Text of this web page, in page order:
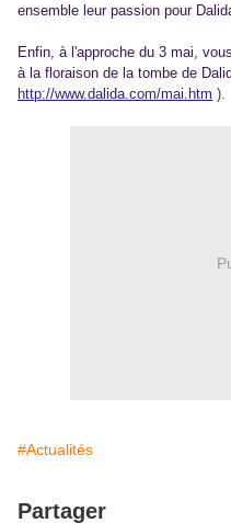
ensemble leur passion pour
Enfin, à l'approche du 3 mai,
à la floraison de la tombe de
http://www.dalida.com/mai.htm ).
#Actualités
Partager